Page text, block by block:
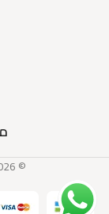
© 2026